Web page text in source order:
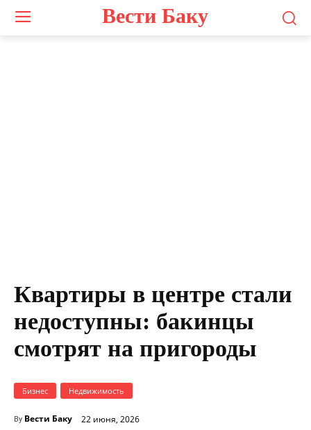
Вести Баку
Квартиры в центре стали
недоступны: бакинцы
смотрят на пригороды
Бизнес Недвижимость
By Вести Баку 22 июня, 2026